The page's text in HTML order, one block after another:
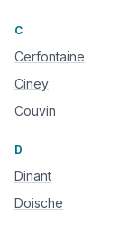
C
Cerfontaine
Ciney
Couvin
D
Dinant
Doische